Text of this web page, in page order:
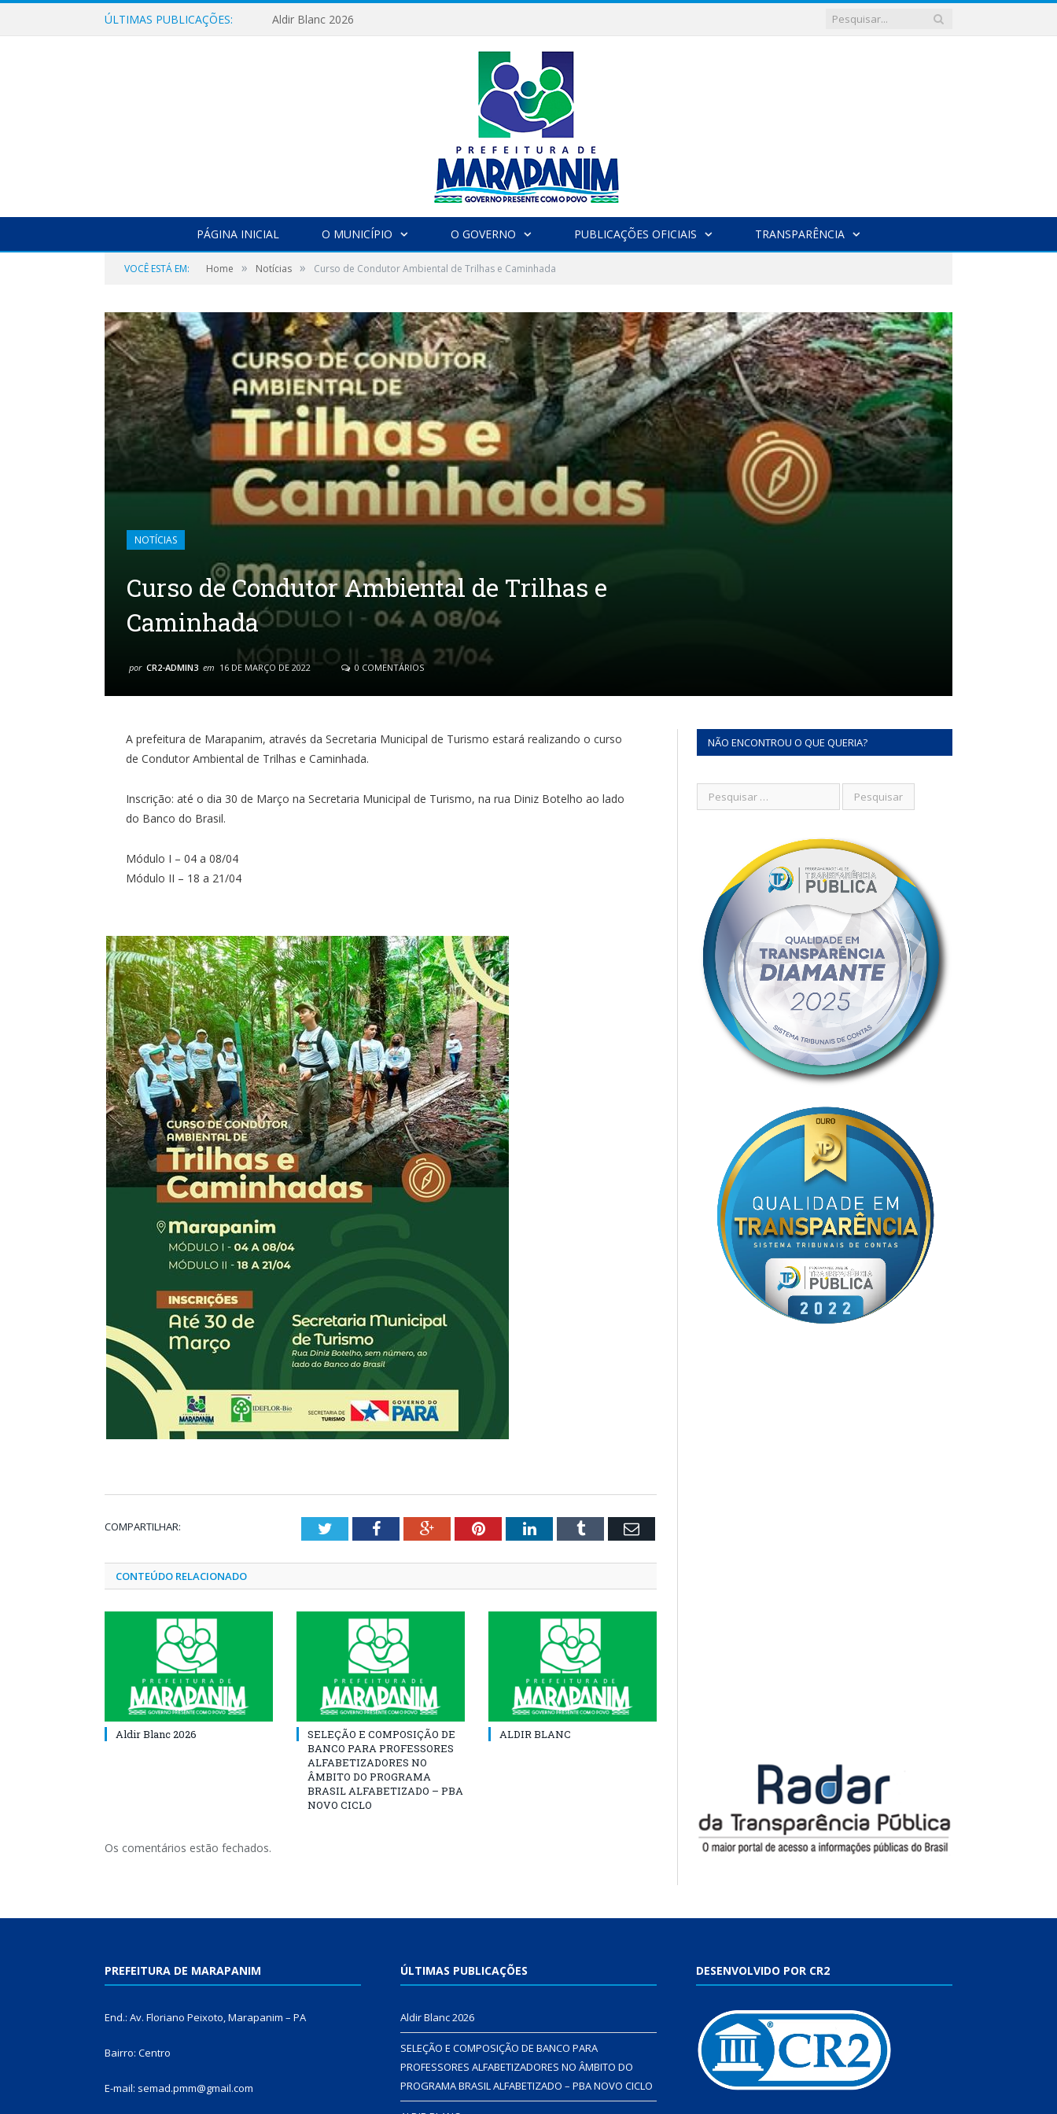
ÚLTIMAS PUBLICAÇÕES: Aldir Blanc 2026
PÁGINA INICIAL O MUNICÍPIO O GOVERNO PUBLICAÇÕES OFICIAIS TRANSPARÊNCIA
VOCÊ ESTÁ EM: Home » Notícias » Curso de Condutor Ambiental de Trilhas e Caminhada
NOTÍCIAS
Curso de Condutor Ambiental de Trilhas e
Caminhada
por CR2-ADMIN3 em 16 DE MARÇO DE 2022 0 COMENTÁRIOS
A prefeitura de Marapanim, através da Secretaria Municipal de Turismo estará realizando o curso
de Condutor Ambiental de Trilhas e Caminhada.
Inscrição: até o dia 30 de Março na Secretaria Municipal de Turismo, na rua Diniz Botelho ao lado
do Banco do Brasil.
Módulo I – 04 a 08/04
Módulo II – 18 a 21/04
COMPARTILHAR: TwitterFacebookGoogle+PinterestLinkedInTumblr Email
CONTEÚDO RELACIONADO
Aldir Blanc 2026
SELEÇÃO E COMPOSIÇÃO DE
BANCO PARA PROFESSORES
ALFABETIZADORES NO
ÂMBITO DO PROGRAMA
BRASIL ALFABETIZADO – PBA
NOVO CICLO
ALDIR BLANC
Os comentários estão fechados.
NÃO ENCONTROU O QUE QUERIA?
PREFEITURA DE MARAPANIM
End.: Av. Floriano Peixoto, Marapanim – PA
Bairro: Centro
E-mail: semad.pmm@gmail.com
ÚLTIMAS PUBLICAÇÕES
Aldir Blanc 2026
SELEÇÃO E COMPOSIÇÃO DE BANCO PARA
PROFESSORES ALFABETIZADORES NO ÂMBITO DO
PROGRAMA BRASIL ALFABETIZADO – PBA NOVO CICLO
DESENVOLVIDO POR CR2